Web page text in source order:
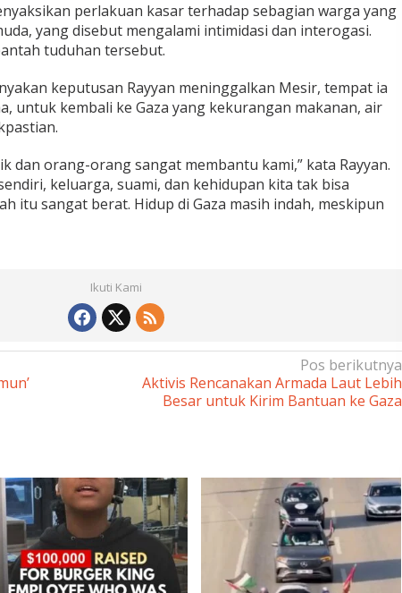
perlakuan kasar terhadap sebagian warga yang
yang disebut mengalami intimidasi dan interogasi.
tuduhan tersebut.
keputusan Rayyan meninggalkan Mesir, tempat ia
untuk kembali ke Gaza yang kekurangan makanan, air
dan orang-orang sangat membantu kami,” kata Rayyan.
keluarga, suami, dan kehidupan kita tak bisa
itu sangat berat. Hidup di Gaza masih indah, meskipun
Ikuti Kami
Pos berikutnya
Aktivis Rencanakan Armada Laut Lebih
Besar untuk Kirim Bantuan ke Gaza